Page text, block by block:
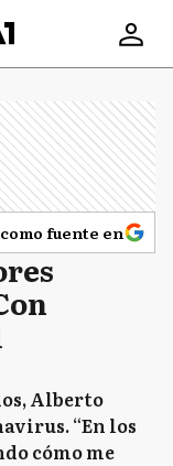
fuente en
Alberto
“En los
cómo me